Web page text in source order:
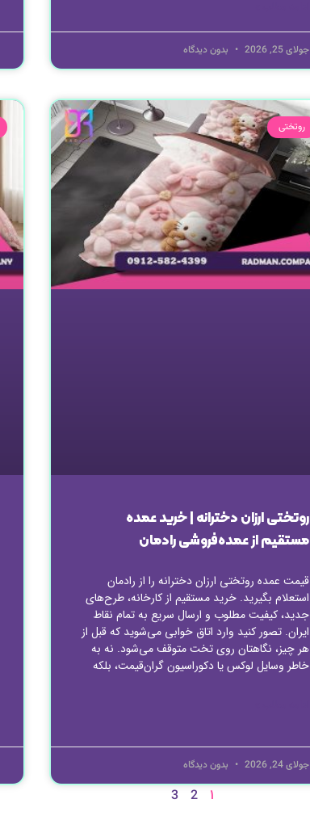
جولای 25, 2026 بدون دیدگاه
روتختی
روتختی ارزان دخترانه | خرید عمده
مستقیم از عمده‌فروشی رادمان
قیمت عمده روتختی ارزان دخترانه را از رادمان
استعلام بگیرید. خرید مستقیم از کارخانه، طرح‌های
جدید، کیفیت مطلوب و ارسال سریع به تمام نقاط
ایران. تصور کنید وارد اتاق خوابی می‌شوید که قبل از
هر چیز، نگاهتان روی تخت متوقف می‌شود. نه به
خاطر وسایل لوکس یا دکوراسیون گران‌قیمت، بلکه
جولای 24, 2026 بدون دیدگاه
1
2
3